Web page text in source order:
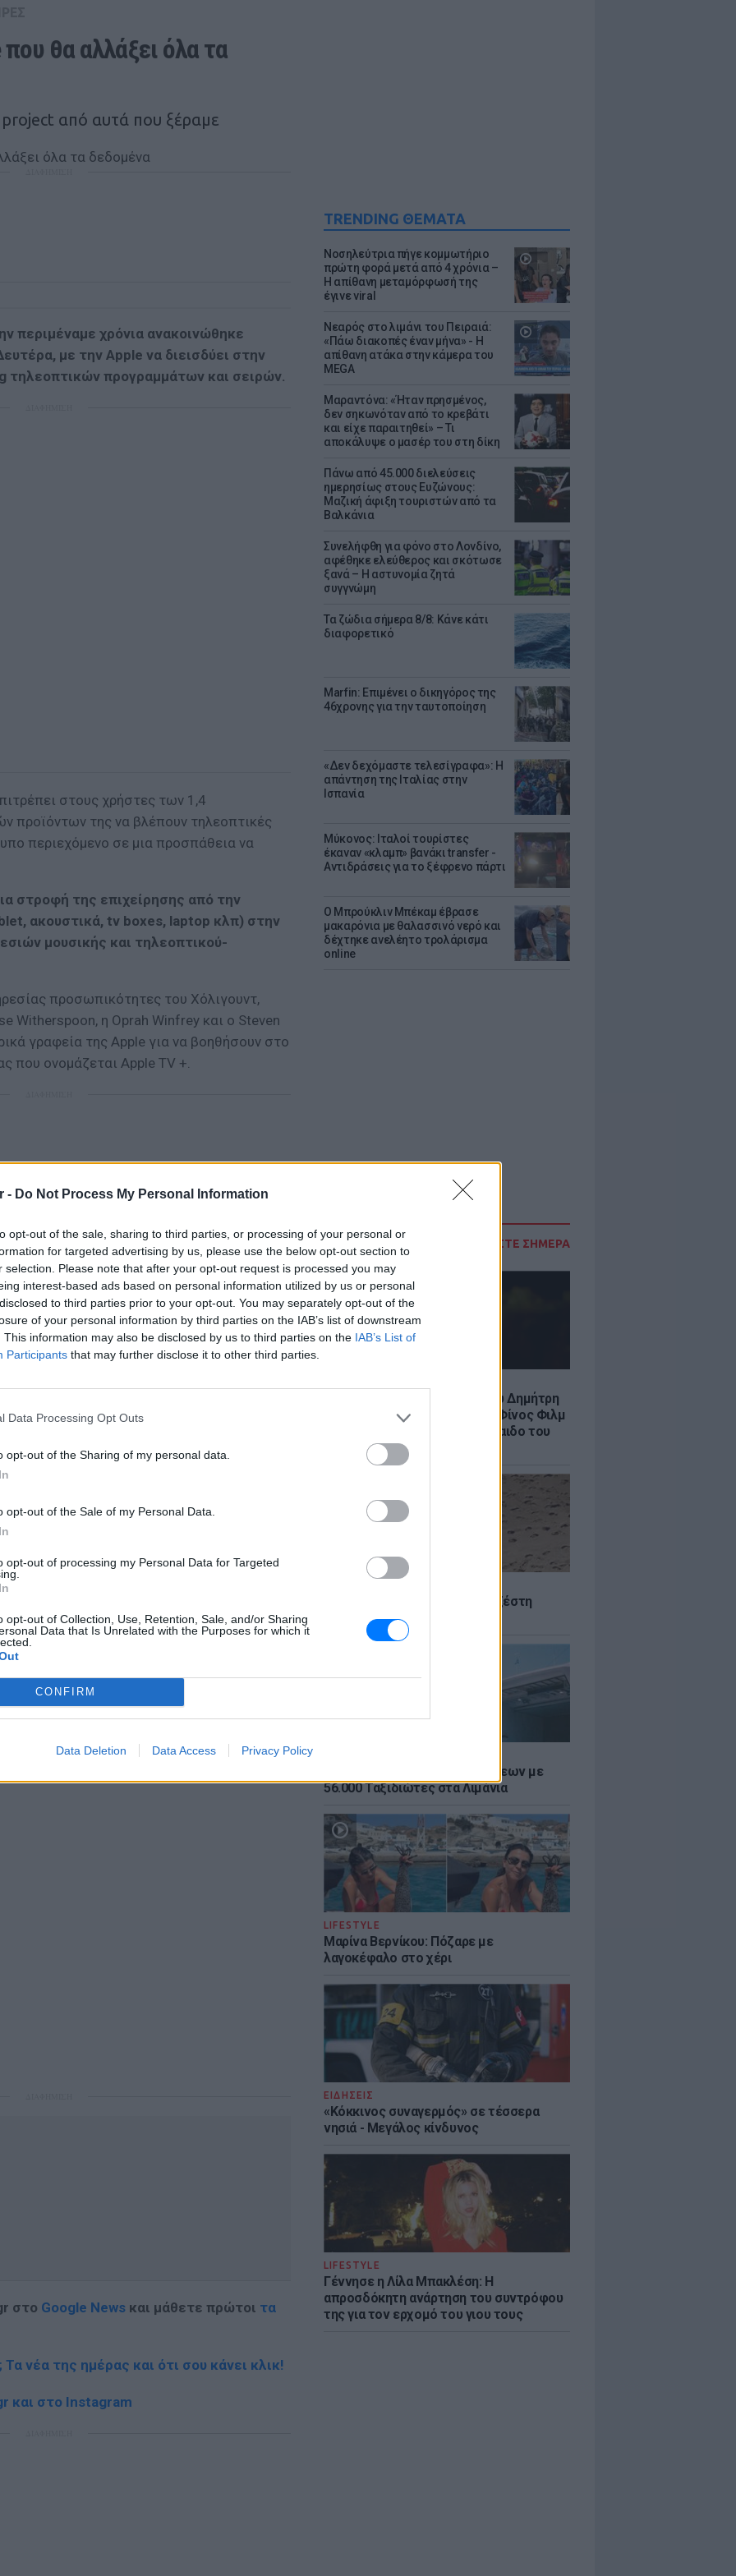
- Do Not Process My Personal Information
opt-out of the sale, sharing to third parties, or processing of your personal or
for targeted advertising by us, please use the below opt-out section to
selection. Please note that after your opt-out request is processed you may
interest-based ads based on personal information utilized by us or personal
to third parties prior to your opt-out. You may separately opt-out of the
of your personal information by third parties on the IAB’s list of downstream
This information may also be disclosed by us to third parties on the IAB’s List of
Participants that may further disclose it to other third parties.
Data Processing Opt Outs
opt-out of the Sharing of my personal data.
opt-out of the Sale of my Personal Data.
opt-out of processing my Personal Data for Targeted
opt-out of Collection, Use, Retention, Sale, and/or Sharing
Data that Is Unrelated with the Purposes for which it
CONFIRM
Data Deletion Data Access Privacy Policy
TRENDING ΘΕΜΑΤΑ
Νοσηλεύτρια πήγε κομμωτήριο
πρώτη φορά μετά από 4 χρόνια –
Η απίθανη μεταμόρφωσή της
έγινε viral
Νεαρός στο λιμάνι του Πειραιά:
«Πάω διακοπές έναν μήνα» - Η
απίθανη ατάκα στην κάμερα του
MEGA
Μαραντόνα: «Ήταν πρησμένος,
δεν σηκωνόταν από το κρεβάτι
και είχε παραιτηθεί» – Τι
αποκάλυψε ο μασέρ του στη δίκη
Πάνω από 45.000 διελεύσεις
ημερησίως στους Ευζώνους:
Μαζική άφιξη τουριστών από τα
Βαλκάνια
Συνελήφθη για φόνο στο Λονδίνο,
αφέθηκε ελεύθερος και σκότωσε
ξανά – Η αστυνομία ζητά
συγγνώμη
Τα ζώδια σήμερα 8/8: Κάνε κάτι
διαφορετικό
Marfin: Επιμένει ο δικηγόρος της
46χρονης για την ταυτοποίηση
«Δεν δεχόμαστε τελεσίγραφα»: Η
απάντηση της Ιταλίας στην
Ισπανία
Μύκονος: Ιταλοί τουρίστες
έκαναν «κλαμπ» βανάκι transfer -
Αντιδράσεις για το ξέφρενο πάρτι
Ο Μπρούκλιν Μπέκαμ έβρασε
μακαρόνια με θαλασσινό νερό και
δέχτηκε ανελέητο τρολάρισμα
online
ΔΙΑΒΑΣΤΕ ΣΗΜΕΡΑ
22 χρόνια από τον θάνατο του Δημήτρη
Παπαμιχαήλ: Η ανάρτηση της Φίνος Φιλμ
για το «γοητευτικό λεβεντόπαιδο του
ελληνικού σινεμά»
Καιρός: Πού θα «χτυπήσει» η ζέστη
Αύγουστος: Ρεκόρ Αναχωρήσεων με
56.000 Ταξιδιώτες στα Λιμάνια
LIFESTYLE
Μαρίνα Βερνίκου: Πόζαρε με
λαγοκέφαλο στο χέρι
ΕΙΔΗΣΕΙΣ
«Κόκκινος συναγερμός» σε τέσσερα
νησιά - Μεγάλος κίνδυνος
LIFESTYLE
Γέννησε η Λίλα Μπακλέση: Η
απροσδόκητη ανάρτηση του συντρόφου
της για τον ερχομό του γιου τους
θα αλλάξει όλα τα
project από αυτά που ξέραμε
περιμέναμε χρόνια ανακοινώθηκε
με την Apple να διεισδύει στην
τηλεοπτικών προγραμμάτων και σειρών.
στους χρήστες των 1,4
προϊόντων της να βλέπουν τηλεοπτικές
περιεχόμενο σε μια προσπάθεια να
στροφή της επιχείρησης από την
ακουστικά, tv boxes, laptop κλπ) στην
μουσικής και τηλεοπτικού-
προσωπικότητες του Χόλιγουντ,
Witherspoon, η Oprah Winfrey και ο Steven
γραφεία της Apple για να βοηθήσουν στο
που ονομάζεται Apple TV +.
οι χρήστες της συνδρομητικής
ή να νοικιάσουν ταινίες, να έχουν
δημοφιλή αμερικανικά κανάλια όπως τα
βλέπουν πρωτότυπο περιεχόμενο στα
η υπηρεσία θα είναι διαθέσιμη για αρχή
και θα υπάρχει δυνατότητα λήψης για
ενθαρρυντικές η αγορά φαίνεται να
μετοχές της Apple μειώθηκαν κατά
της εκδήλωσης, η οποία
στο Google News και μάθετε πρώτοι τα
νέα της ημέρας και ότι σου κάνει κλικ!
και στο Instagram